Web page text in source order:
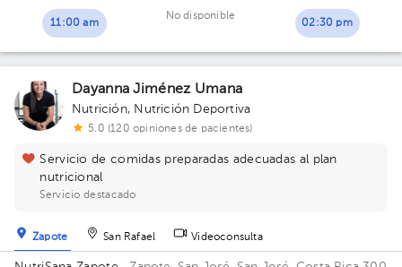
11:00 am
No disponible
02:30 pm
Dayanna Jiménez Umana
Nutrición, Nutrición Deportiva
5.0 (120 opiniones de pacientes)
Servicio de comidas preparadas adecuadas al plan
nutricional
Servicio destacado
Zapote San Rafael Videoconsulta